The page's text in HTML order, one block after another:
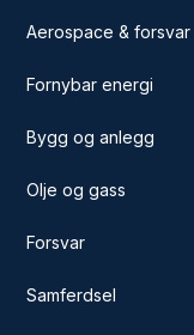
Aerospace & forsvar
Fornybar energi
Bygg og anlegg
Olje og gass
Forsvar
Samferdsel